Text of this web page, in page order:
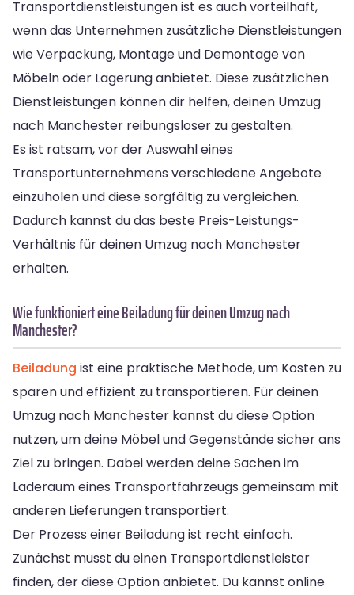
Transportdienstleistungen ist es auch vorteilhaft,
wenn das Unternehmen zusätzliche Dienstleistungen
wie Verpackung, Montage und Demontage von
Möbeln oder Lagerung anbietet. Diese zusätzlichen
Dienstleistungen können dir helfen, deinen Umzug
nach Manchester reibungsloser zu gestalten.
Es ist ratsam, vor der Auswahl eines
Transportunternehmens verschiedene Angebote
einzuholen und diese sorgfältig zu vergleichen.
Dadurch kannst du das beste Preis-Leistungs-
Verhältnis für deinen Umzug nach Manchester
erhalten.
Wie funktioniert eine Beiladung für deinen Umzug nach
Manchester?
Beiladung ist eine praktische Methode, um Kosten zu
sparen und effizient zu transportieren. Für deinen
Umzug nach Manchester kannst du diese Option
nutzen, um deine Möbel und Gegenstände sicher ans
Ziel zu bringen. Dabei werden deine Sachen im
Laderaum eines Transportfahrzeugs gemeinsam mit
anderen Lieferungen transportiert.
Der Prozess einer Beiladung ist recht einfach.
Zunächst musst du einen Transportdienstleister
finden, der diese Option anbietet. Du kannst online